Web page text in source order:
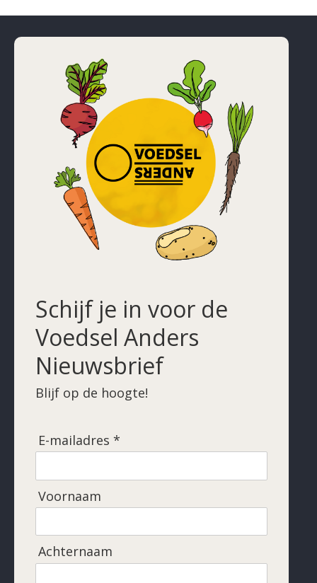
Schijf je in voor de
Voedsel Anders
Nieuwsbrief
Blijf op de hoogte!
E-mailadres *
Voornaam
Achternaam